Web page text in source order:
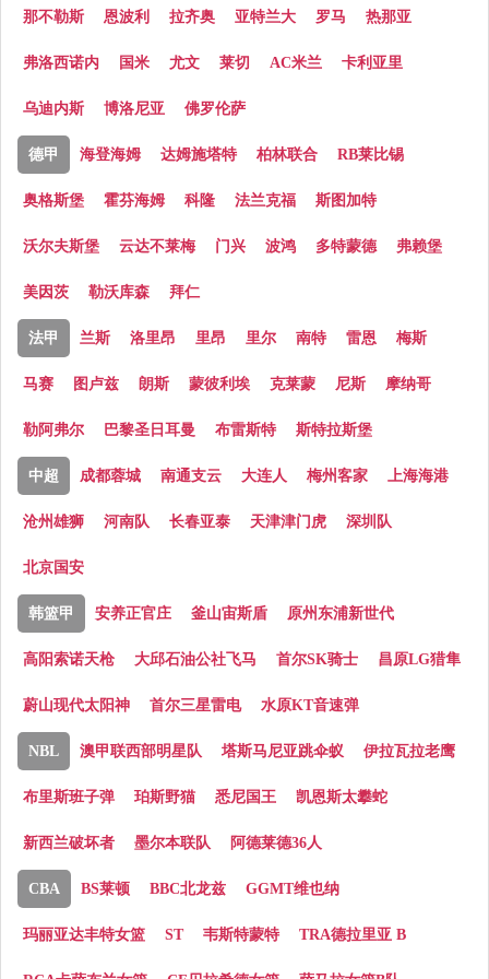
那不勒斯 恩波利 拉齐奥 亚特兰大 罗马 热那亚
弗洛西诺内 国米 尤文 莱切 AC米兰 卡利亚里
乌迪内斯 博洛尼亚 佛罗伦萨
德甲 海登海姆 达姆施塔特 柏林联合 RB莱比锡
奥格斯堡 霍芬海姆 科隆 法兰克福 斯图加特
沃尔夫斯堡 云达不莱梅 门兴 波鸿 多特蒙德 弗赖堡
美因茨 勒沃库森 拜仁
法甲 兰斯 洛里昂 里昂 里尔 南特 雷恩 梅斯
马赛 图卢兹 朗斯 蒙彼利埃 克莱蒙 尼斯 摩纳哥
勒阿弗尔 巴黎圣日耳曼 布雷斯特 斯特拉斯堡
中超 成都蓉城 南通支云 大连人 梅州客家 上海海港
沧州雄狮 河南队 长春亚泰 天津津门虎 深圳队
北京国安
韩篮甲 安养正官庄 釜山宙斯盾 原州东浦新世代
高阳索诺天枪 大邱石油公社飞马 首尔SK骑士 昌原LG猎隼
蔚山现代太阳神 首尔三星雷电 水原KT音速弹
NBL 澳甲联西部明星队 塔斯马尼亚跳伞蚁 伊拉瓦拉老鹰
布里斯班子弹 珀斯野猫 悉尼国王 凯恩斯太攀蛇
新西兰破坏者 墨尔本联队 阿德莱德36人
CBA BS莱顿 BBC北龙兹 GGMT维也纳
玛丽亚达丰特女篮 ST 韦斯特蒙特 TRA德拉里亚 B